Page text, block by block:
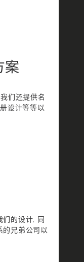
案
们还提供名
设计等等以
们的设计, 同
的兄弟公司以